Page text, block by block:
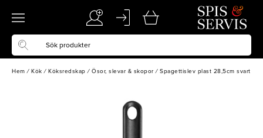
Hem / Kök / Köksredskap / Ösor, slevar & skopor / Spagettislev plast 28,5cm svart